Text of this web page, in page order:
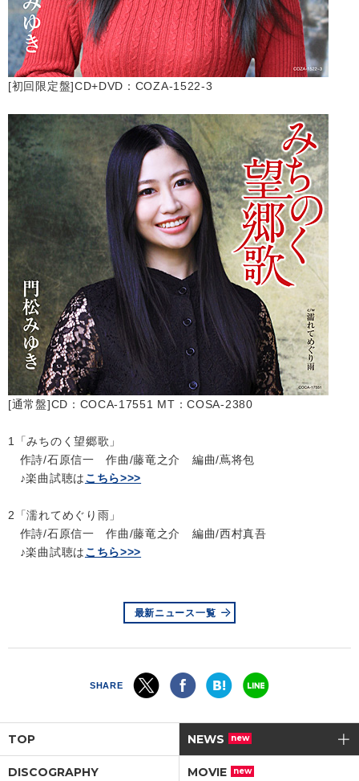
[初回限定盤]CD+DVD：COZA-1522-3
[通常盤]CD：COCA-17551 MT：COSA-2380
1「みちのく望郷歌」
作詩/石原信一 作曲/藤竜之介 編曲/蔦将包
♪楽曲試聴はこちら>>>
2「濡れてめぐり雨」
作詩/石原信一 作曲/藤竜之介 編曲/西村真吾
♪楽曲試聴はこちら>>>
最新ニュース一覧
SHARE
TOP NEWS new
DISCOGRAPHY MOVIE new